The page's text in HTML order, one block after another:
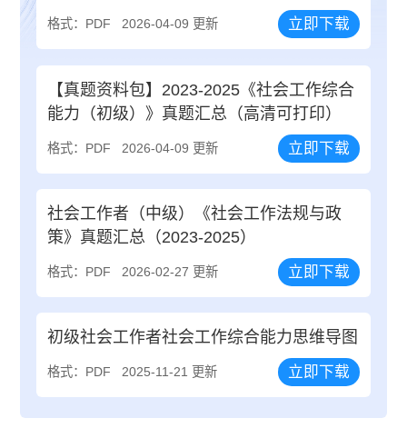
格式：PDF 2026-04-09 更新 立即下载
【真题资料包】2023-2025《社会工作综合
能力（初级）》真题汇总（高清可打印）
格式：PDF 2026-04-09 更新 立即下载
社会工作者（中级）《社会工作法规与政
策》真题汇总（2023-2025）
格式：PDF 2026-02-27 更新 立即下载
初级社会工作者社会工作综合能力思维导图
格式：PDF 2025-11-21 更新 立即下载